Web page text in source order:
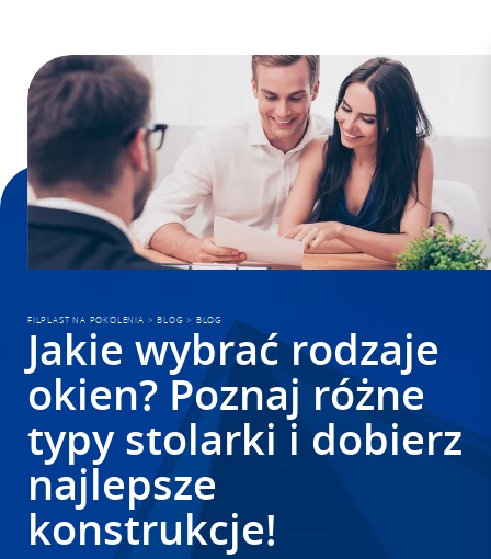
FILPLAST NA POKOLENIA >BLOG > BLOG
Jakie wybrać rodzaje
okien? Poznaj różne
typy stolarki i dobierz
najlepsze
konstrukcje!